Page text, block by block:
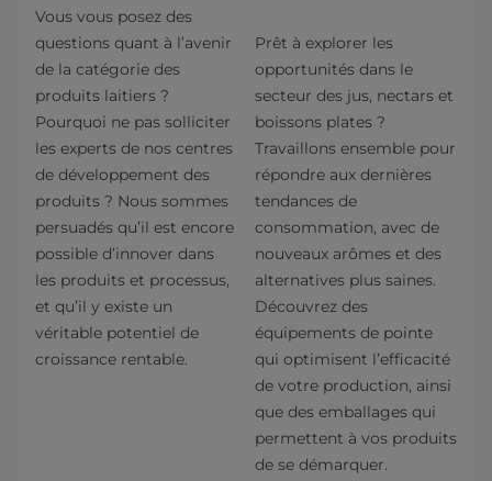
Vous vous posez des
questions quant à l’avenir
de la catégorie des
produits laitiers ?
Pourquoi ne pas solliciter
les experts de nos centres
de développement des
produits ? Nous sommes
persuadés qu’il est encore
possible d’innover dans
les produits et processus,
et qu’il y existe un
véritable potentiel de
croissance rentable.
Prêt à explorer les
opportunités dans le
secteur des jus, nectars et
boissons plates ?
Travaillons ensemble pour
répondre aux dernières
tendances de
consommation, avec de
nouveaux arômes et des
alternatives plus saines.
Découvrez des
équipements de pointe
qui optimisent l’efficacité
de votre production, ainsi
que des emballages qui
permettent à vos produits
de se démarquer.